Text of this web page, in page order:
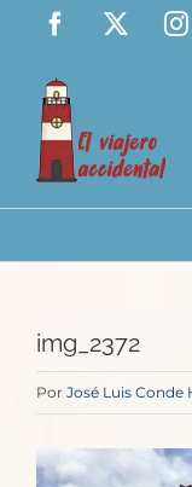
Saltar
contenido
Facebook
img_2372
Por José Luis Conde